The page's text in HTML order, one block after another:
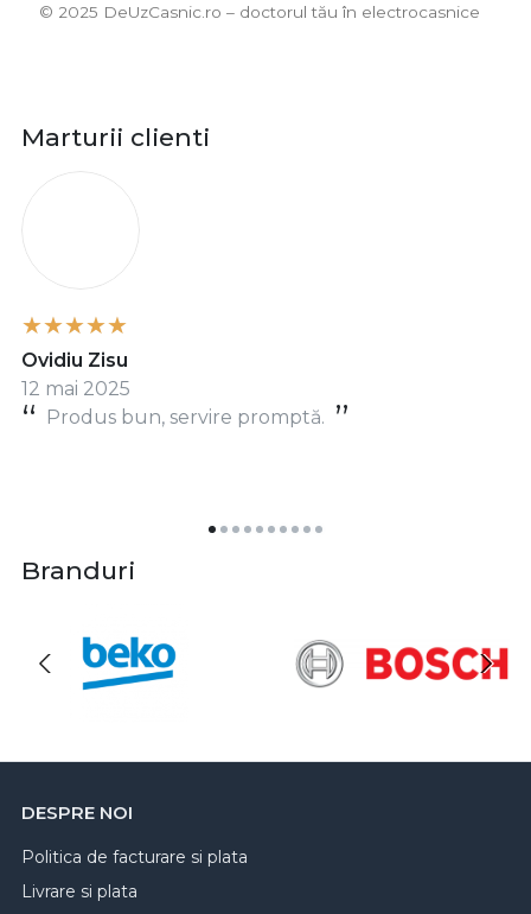
©️ 2025 DeUzCasnic.ro – doctorul tău în electrocasnice
Marturii clienti
Produs bun, servire promptă.
Ovidiu Zisu
12 mai 2025
Branduri
DESPRE NOI
Politica de facturare si plata
Livrare si plata